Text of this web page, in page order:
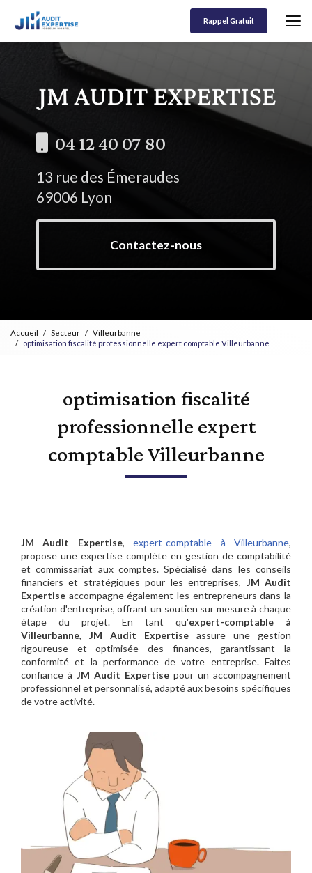
contenu
Rappel Gratuit
04 12 40 07 80
13 rue des Émeraudes
69006 Lyon
Contactez-nous
Accueil Secteur
Villeurbanne
optimisation fiscalité professionnelle expert comptable Villeurbanne
optimisation fiscalité
professionnelle expert
comptable Villeurbanne
JM Audit Expertise,expert-comptable à Villeurbanne,
propose une expertise complète en gestion de comptabilité
et commissariat aux comptes. Spécialisé dans les conseils
financiers et stratégiques pour les entreprises, JM Audit
Expertise accompagne également les entrepreneurs dans la
création d'entreprise, offrant un soutien sur mesure à chaque
étape du projet. En tant qu'expert-comptable à
Villeurbanne, JM Audit Expertise assure une gestion
rigoureuse et optimisée des finances, garantissant la
conformité et la performance de votre entreprise. Faites
confiance à JM Audit Expertise pour un accompagnement
professionnel et personnalisé, adapté aux besoins spécifiques
de votre activité.